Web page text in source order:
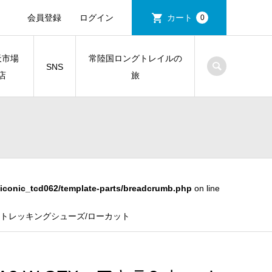
会員登録 ログイン カート 0
市場
SNS
常陸国ロングトレイルの
旅
template-parts/breadcrumb.php on line
ッキングシューズ/ローカット